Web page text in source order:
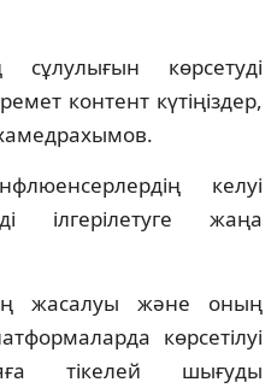
көрсетуді
контент күтіңіздер,
келуі
ілгерілетуге жаңа
жасалуы және оның
көрсетілуі
тікелей шығуды